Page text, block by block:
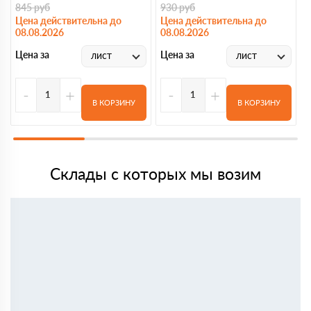
845руб
Цена действительна до
08.08.2026
Цена за
лист
- + В КОРЗИНУ
930руб
Цена действительна до
08.08.2026
Цена за
лист
- + В КОРЗИНУ
Склады с которых мы возим